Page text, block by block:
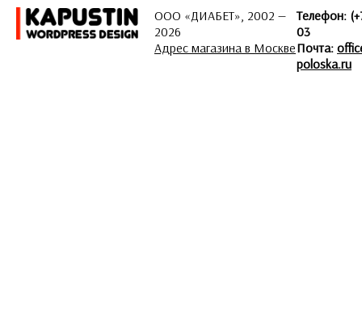
ООО «ДИАБЕТ», 2002 —
2026
Адрес магазина в Москве
Телефон:
03
Почта:
poloska.ru